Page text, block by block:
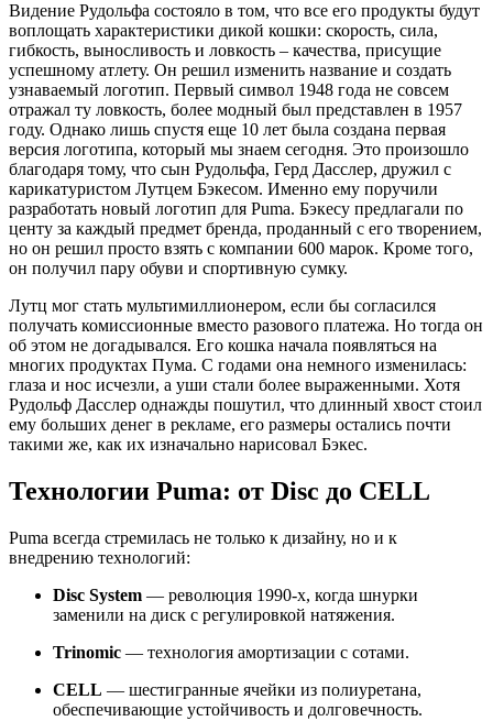
Видение Рудольфа состояло в том, что все его продукты будут
воплощать характеристики дикой кошки: скорость, сила,
гибкость, выносливость и ловкость – качества, присущие
успешному атлету. Он решил изменить название и создать
узнаваемый логотип. Первый символ 1948 года не совсем
отражал ту ловкость, более модный был представлен в 1957
году. Однако лишь спустя еще 10 лет была создана первая
версия логотипа, который мы знаем сегодня. Это произошло
благодаря тому, что сын Рудольфа, Герд Дасслер, дружил с
карикатуристом Лутцем Бэкесом. Именно ему поручили
разработать новый логотип для Puma. Бэкесу предлагали по
центу за каждый предмет бренда, проданный с его творением,
но он решил просто взять с компании 600 марок. Кроме того,
он получил пару обуви и спортивную сумку.
Лутц мог стать мультимиллионером, если бы согласился
получать комиссионные вместо разового платежа. Но тогда он
об этом не догадывался. Его кошка начала появляться на
многих продуктах Пума. С годами она немного изменилась:
глаза и нос исчезли, а уши стали более выраженными. Хотя
Рудольф Дасслер однажды пошутил, что длинный хвост стоил
ему больших денег в рекламе, его размеры остались почти
такими же, как их изначально нарисовал Бэкес.
Технологии Puma: от Disc до CELL
Puma всегда стремилась не только к дизайну, но и к
внедрению технологий:
Disc System — революция 1990-х, когда шнурки
заменили на диск с регулировкой натяжения.
Trinomic — технология амортизации с сотами.
CELL — шестигранные ячейки из полиуретана,
обеспечивающие устойчивость и долговечность.